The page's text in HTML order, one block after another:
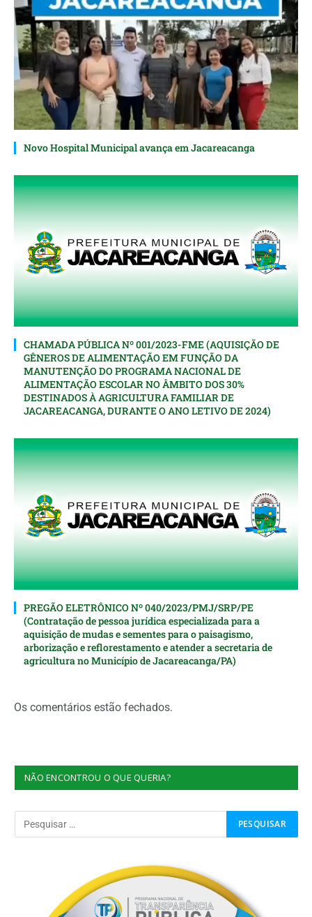
Novo Hospital Municipal avança em Jacareacanga
CHAMADA PÚBLICA Nº 001/2023-FME (AQUISIÇÃO DE
GÊNEROS DE ALIMENTAÇÃO EM FUNÇÃO DA
MANUTENÇÃO DO PROGRAMA NACIONAL DE
ALIMENTAÇÃO ESCOLAR NO ÂMBITO DOS 30%
DESTINADOS À AGRICULTURA FAMILIAR DE
JACAREACANGA, DURANTE O ANO LETIVO DE 2024)
PREGÃO ELETRÔNICO Nº 040/2023/PMJ/SRP/PE
(Contratação de pessoa jurídica especializada para a
aquisição de mudas e sementes para o paisagismo,
arborização e reflorestamento e atender a secretaria de
agricultura no Município de Jacareacanga/PA)
Os comentários estão fechados.
NÃO ENCONTROU O QUE QUERIA?